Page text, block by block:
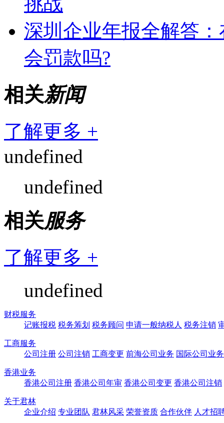
深圳企业年报全解答
会罚款吗?
相关新闻
了解更多 +
undefined
undefined
相关服务
了解更多 +
undefined
财税服务
记账报税 税务筹划 税务顾问 申请一般纳税人 税务注销
工商服务
公司注册 公司注销 工商变更 前海公司业务 国际公司业务
香港业务
香港公司注册 香港公司年审 香港公司变更 香港公司注销
关于君林
企业介绍 专业团队 君林风采 荣誉资质 合作伙伴 人才招